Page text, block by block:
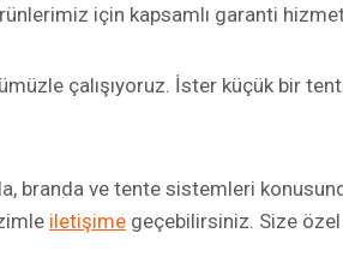
için kapsamlı garanti
çalışıyoruz. İster küçük bir
branda ve tente sistemleri
iletişime geçebilirsiniz. Size